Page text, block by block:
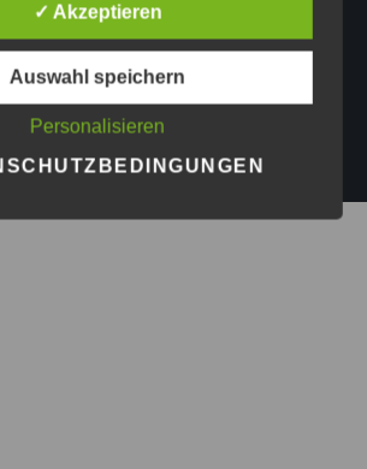
DATENSCHUTZ
PRESSE
Astrid Göschel M.A. - Erfolg darf leicht
✓ Akzeptieren
Auswahl speichern
Personalisieren